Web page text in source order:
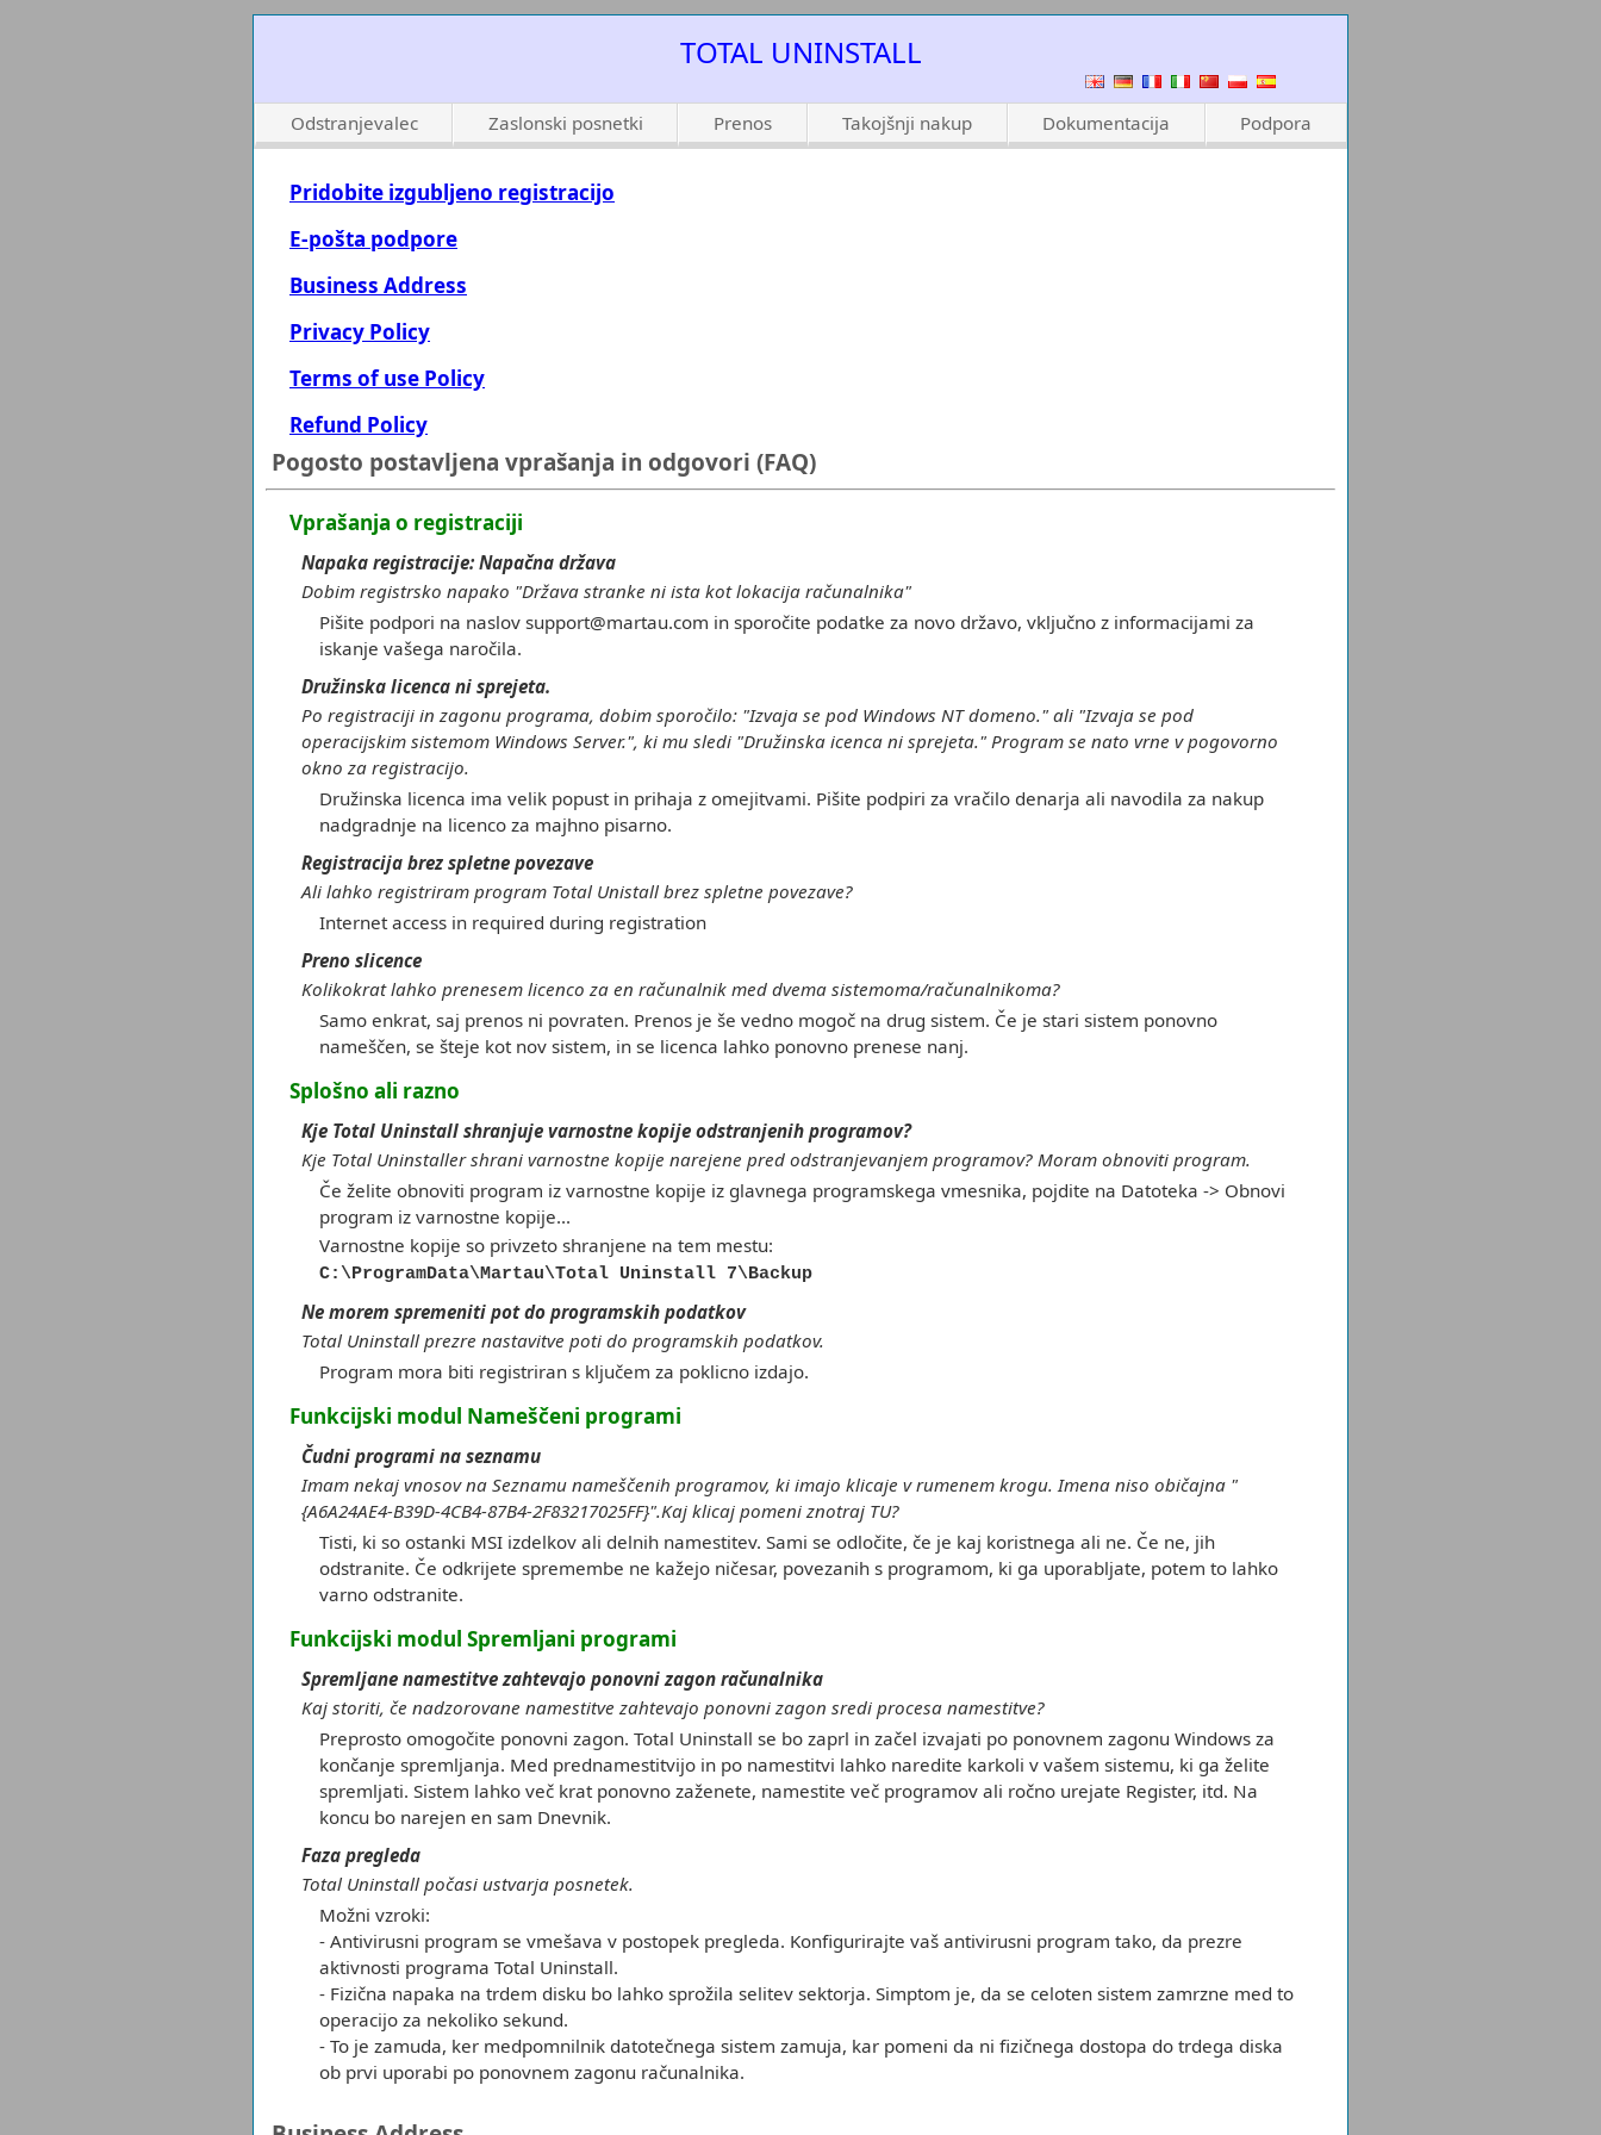
TOTAL UNINSTALL
Odstranjevalec Zaslonski posnetki Prenos Takojšnji nakup Dokumentacija Podpora
Pridobite izgubljeno registracijo
E-pošta podpore
Business Address
Privacy Policy
Terms of use Policy
Refund Policy
Pogosto postavljena vprašanja in odgovori (FAQ)
Vprašanja o registraciji
Napaka registracije: Napačna država
Dobim registrsko napako "Država stranke ni ista kot lokacija računalnika"
Pišite podpori na naslov support@martau.com in sporočite podatke za novo državo, vključno z informacijami za
iskanje vašega naročila.
Družinska licenca ni sprejeta.
Po registraciji in zagonu programa, dobim sporočilo: "Izvaja se pod Windows NT domeno." ali "Izvaja se pod
operacijskim sistemom Windows Server.", ki mu sledi "Družinska icenca ni sprejeta." Program se nato vrne v pogovorno
okno za registracijo.
Družinska licenca ima velik popust in prihaja z omejitvami. Pišite podpiri za vračilo denarja ali navodila za nakup
nadgradnje na licenco za majhno pisarno.
Registracija brez spletne povezave
Ali lahko registriram program Total Unistall brez spletne povezave?
Internet access in required during registration
Preno slicence
Kolikokrat lahko prenesem licenco za en računalnik med dvema sistemoma/računalnikoma?
Samo enkrat, saj prenos ni povraten. Prenos je še vedno mogoč na drug sistem. Če je stari sistem ponovno
nameščen, se šteje kot nov sistem, in se licenca lahko ponovno prenese nanj.
Splošno ali razno
Kje Total Uninstall shranjuje varnostne kopije odstranjenih programov?
Kje Total Uninstaller shrani varnostne kopije narejene pred odstranjevanjem programov? Moram obnoviti program.
Če želite obnoviti program iz varnostne kopije iz glavnega programskega vmesnika, pojdite na Datoteka -> Obnovi
program iz varnostne kopije...
Varnostne kopije so privzeto shranjene na tem mestu:
C:\ProgramData\Martau\Total Uninstall 7\Backup
Ne morem spremeniti pot do programskih podatkov
Total Uninstall prezre nastavitve poti do programskih podatkov.
Program mora biti registriran s ključem za poklicno izdajo.
Funkcijski modul Nameščeni programi
Čudni programi na seznamu
Imam nekaj vnosov na Seznamu nameščenih programov, ki imajo klicaje v rumenem krogu. Imena niso običajna "
{A6A24AE4-B39D-4CB4-87B4-2F83217025FF}".Kaj klicaj pomeni znotraj TU?
Tisti, ki so ostanki MSI izdelkov ali delnih namestitev. Sami se odločite, če je kaj koristnega ali ne. Če ne, jih
odstranite. Če odkrijete spremembe ne kažejo ničesar, povezanih s programom, ki ga uporabljate, potem to lahko
varno odstranite.
Funkcijski modul Spremljani programi
Spremljane namestitve zahtevajo ponovni zagon računalnika
Kaj storiti, če nadzorovane namestitve zahtevajo ponovni zagon sredi procesa namestitve?
Preprosto omogočite ponovni zagon. Total Uninstall se bo zaprl in začel izvajati po ponovnem zagonu Windows za
končanje spremljanja. Med prednamestitvijo in po namestitvi lahko naredite karkoli v vašem sistemu, ki ga želite
spremljati. Sistem lahko več krat ponovno zaženete, namestite več programov ali ročno urejate Register, itd. Na
koncu bo narejen en sam Dnevnik.
Faza pregleda
Total Uninstall počasi ustvarja posnetek.
Možni vzroki:
- Antivirusni program se vmešava v postopek pregleda. Konfigurirajte vaš antivirusni program tako, da prezre
aktivnosti programa Total Uninstall.
- Fizična napaka na trdem disku bo lahko sprožila selitev sektorja. Simptom je, da se celoten sistem zamrzne med to
operacijo za nekoliko sekund.
- To je zamuda, ker medpomnilnik datotečnega sistem zamuja, kar pomeni da ni fizičnega dostopa do trdega diska
ob prvi uporabi po ponovnem zagonu računalnika.